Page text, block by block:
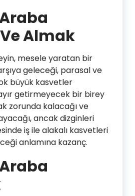
Almak
mesele yaratan bir
geleceği, parasal ve
büyük kasvetler
getirmeyecek bir birey
zorunda kalacağı ve
ancak dizginleri
iş ile alakalı kasvetleri
anlamına kazanç.